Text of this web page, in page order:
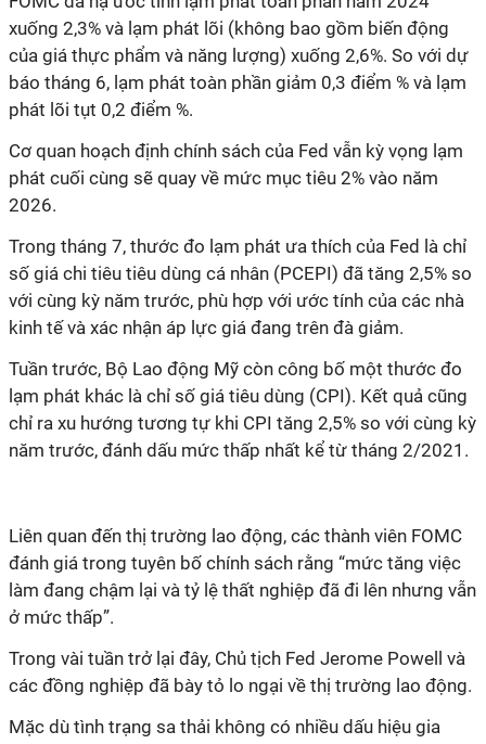
xuống 2,3% và lạm phát lõi (không bao gồm biến động
của giá thực phẩm và năng lượng) xuống 2,6%. So với dự
báo tháng 6, lạm phát toàn phần giảm 0,3 điểm % và lạm
phát lõi tụt 0,2 điểm %.
Cơ quan hoạch định chính sách của Fed vẫn kỳ vọng lạm
phát cuối cùng sẽ quay về mức mục tiêu 2% vào năm
2026.
Trong tháng 7, thước đo lạm phát ưa thích của Fed là chỉ
số giá chi tiêu tiêu dùng cá nhân (PCEPI) đã tăng 2,5% so
với cùng kỳ năm trước, phù hợp với ước tính của các nhà
kinh tế và xác nhận áp lực giá đang trên đà giảm.
Tuần trước, Bộ Lao động Mỹ còn công bố một thước đo
lạm phát khác là chỉ số giá tiêu dùng (CPI). Kết quả cũng
chỉ ra xu hướng tương tự khi CPI tăng 2,5% so với cùng kỳ
năm trước, đánh dấu mức thấp nhất kể từ tháng 2/2021.
Liên quan đến thị trường lao động, các thành viên FOMC
đánh giá trong tuyên bố chính sách rằng “mức tăng việc
làm đang chậm lại và tỷ lệ thất nghiệp đã đi lên nhưng vẫn
ở mức thấp”.
Trong vài tuần trở lại đây, Chủ tịch Fed Jerome Powell và
các đồng nghiệp đã bày tỏ lo ngại về thị trường lao động.
Mặc dù tình trạng sa thải không có nhiều dấu hiệu gia